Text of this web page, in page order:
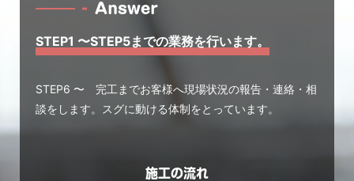
Answer
STEP1 〜STEP5までの業務を行います。
STEP6 〜 完工までお客様へ現場状況の報告・連絡・相
談をします。スグに動ける体制をとっています。
施工の流れ